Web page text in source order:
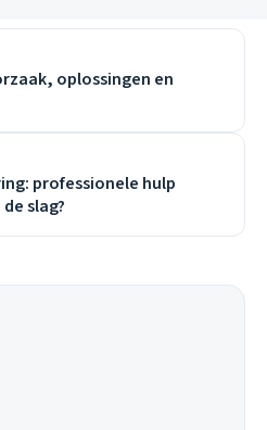
oplossingen en
professionele hulp
slag?